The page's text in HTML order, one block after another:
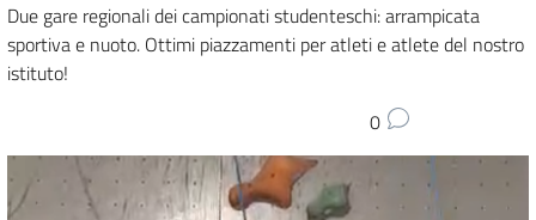
Due gare regionali dei campionati studenteschi: arrampicata
sportiva e nuoto. Ottimi piazzamenti per atleti e atlete del nostro
istituto!
0